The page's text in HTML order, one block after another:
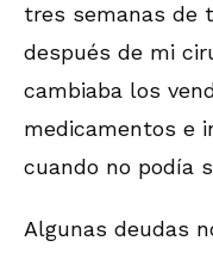
tres semanas de
después de mi
cambiaba los
medicamentos e
cuando no podía
Algunas deudas